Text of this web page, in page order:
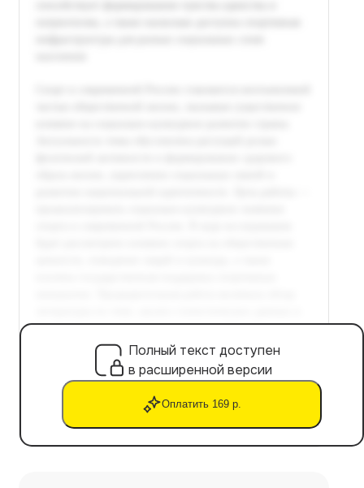
Полный текст доступен
в расширенной версии
Оплатить 169 р.